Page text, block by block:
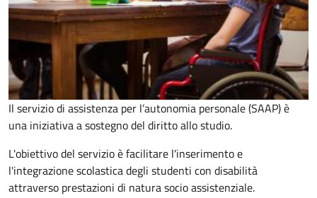
Il servizio di assistenza per l’autonomia personale (SAAP) è
una iniziativa a sostegno del diritto allo studio.
L'obiettivo del servizio è facilitare l'inserimento e
l'integrazione scolastica degli studenti con disabilità
attraverso prestazioni di natura socio assistenziale.